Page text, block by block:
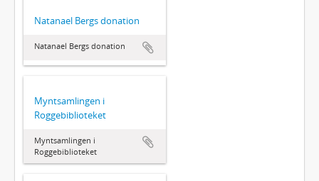
Natanael Bergs donation
Natanael Bergs donation
Myntsamlingen i
Roggebiblioteket
Myntsamlingen i
Roggebiblioteket